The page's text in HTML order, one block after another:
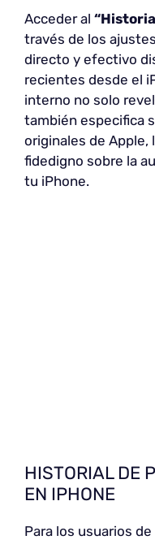
Acceder al
través de los
directo y efectivo
recientes desde el
interno no solo
también especifica
originales de
fidedigno sobre la
tu iPhone.
HISTORIAL DE
EN IPHONE
Para los usuarios